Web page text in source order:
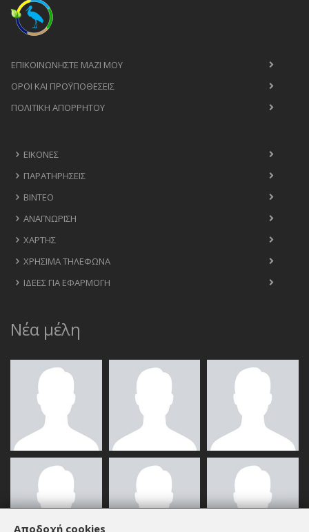
ΕΠΙΚΟΙΝΩΝΉΣΤΕ ΜΑΖΊ ΜΟΥ
ΟΡΟΙ ΚΑΙ ΠΡΟΫΠΟΘΈΣΕΙΣ
ΠΟΛΙΤΙΚΉ ΑΠΟΡΡΉΤΟΥ
ΕΙΚΌΝΕΣ
ΠΑΡΑΤΗΡΉΣΕΙΣ
ΒΊΝΤΕΟ
ΑΝΑΓΝΏΡΙΣΗ
ΧΆΡΤΗΣ
ΧΡΉΣΙΜΑ ΤΗΛΈΦΩΝΑ
ΙΔΈΕΣ ΓΙΑ ΕΦΑΡΜΟΓΉ
Νέα μέλη
Αποδοχή cookies